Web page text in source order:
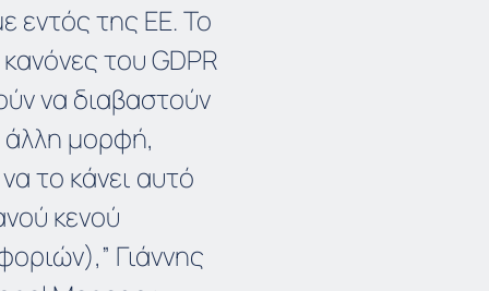
εντός της ΕΕ. Το
του GDPR
να διαβαστούν
άλλη μορφή,
το κάνει αυτό
κενού
Γιάννης